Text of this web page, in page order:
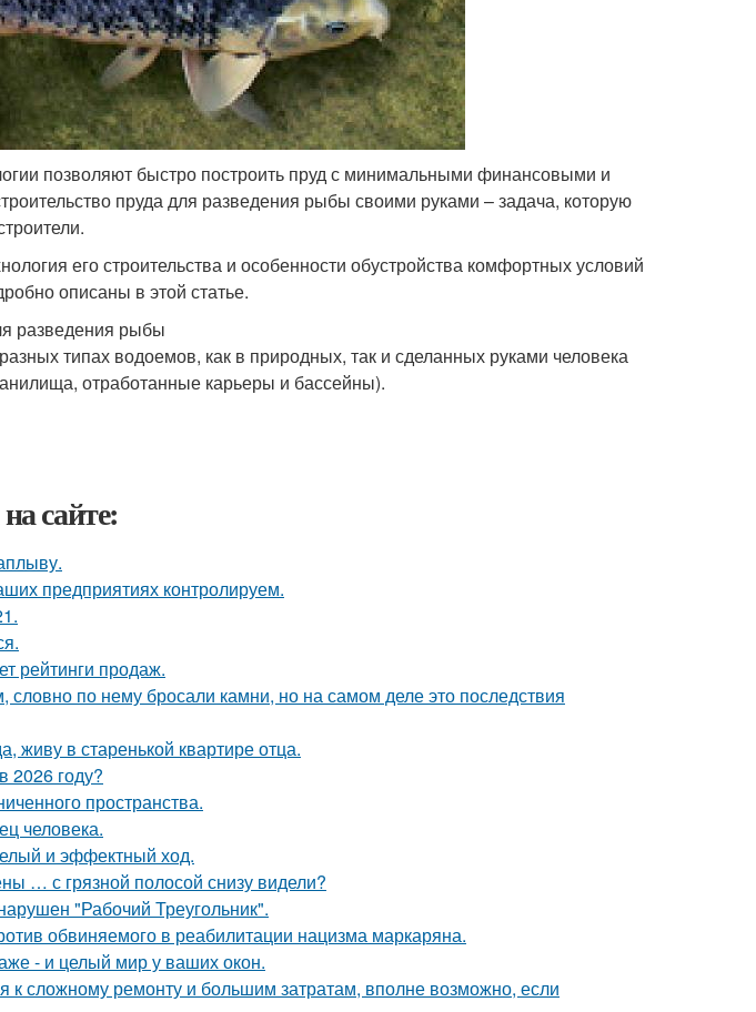
позволяют быстро построить пруд с минимальными финансовыми и
пруда для разведения рыбы своими руками – задача, которую
его строительства и особенности обустройства комфортных условий
описаны в этой статье.
разведения рыбы
типах водоемов, как в природных, так и сделанных руками человека
отработанные карьеры и бассейны).
сайте:
предприятиях контролируем.
рейтинги продаж.
по нему бросали камни, но на самом деле это последствия
живу в старенькой квартире отца.
2026 году?
пространства.
человека.
и эффектный ход.
… с грязной полосой снизу видели?
"Рабочий Треугольник".
обвиняемого в реабилитации нацизма маркаряна.
- и целый мир у ваших окон.
к сложному ремонту и большим затратам, вполне возможно, если